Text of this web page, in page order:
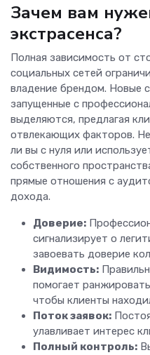
Зачем вам
экстрасенса?
Полная зависимость от
социальных сетей
владение брендом. Новые
запущенные с
выделяются, предлагая
отвлекающих факторов.
ли вы с нуля или
собственного
прямые отношения с
дохода.
Доверие:
сигнализирует о
завоевать доверие
Видимость:
помогает
чтобы клиенты
Поток заявок:
улавливает интерес
Полный контроль: